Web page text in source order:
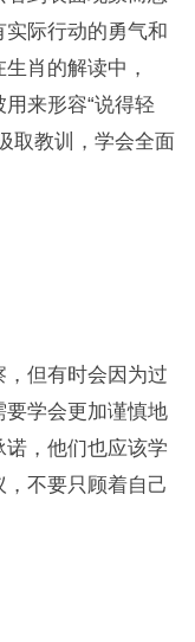
际行动的勇气和
肖的解读中，
来形容“说得轻
取教训，学会全面
但有时会因为过
学会更加谨慎地
，他们也应该学
不要只顾着自己